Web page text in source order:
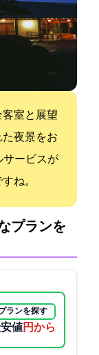
室と展望
夜景をお
サービスが
ね。
プランを
ランを探す
値12700円から